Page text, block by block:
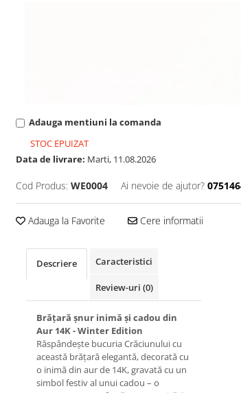
Adauga mentiuni la comanda
STOC EPUIZAT
Data de livrare: Marti, 11.08.2026
Cod Produs: WE0004 Ai nevoie de ajutor?
Adauga la Favorite Cere informatii
Descriere Caracteristici
Review-uri (0)
Brățară șnur inimă și cadou din
Aur 14K - Winter Edition
Răspândește bucuria Crăciunului cu
această brățară elegantă, decorată cu
o inimă din aur de 14K, gravată cu un
simbol festiv al unui cadou – o